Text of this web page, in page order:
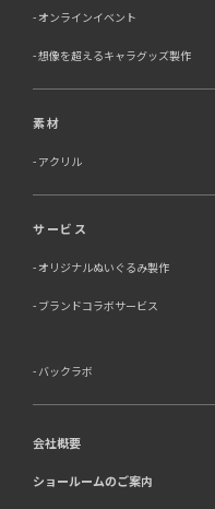
オンラインイベント
想像を超えるキャラグッズ製作
素材
アクリル
サービス
オリジナルぬいぐるみ製作
ブランドコラボサービス
バックラボ
会社概要
ショールームのご案内